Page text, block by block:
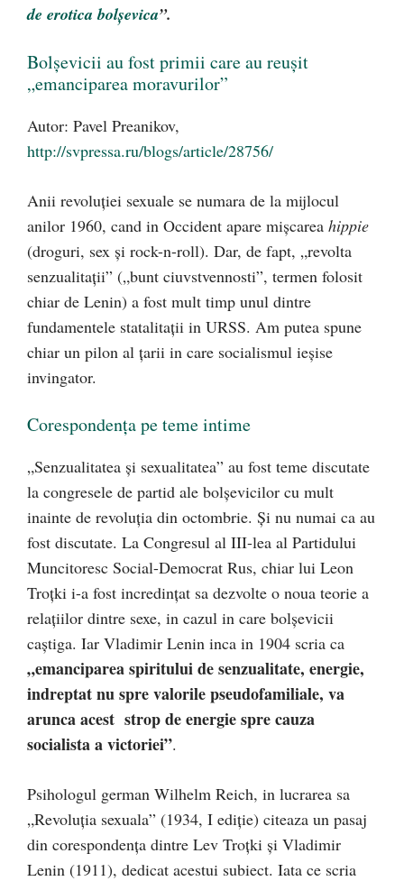
de erotica bolșevica”.
Bolșevicii au fost primii care au reușit
„emanciparea moravurilor”
Autor: Pavel Preanikov,
http://svpressa.ru/blogs/article/28756/
Anii revoluției sexuale se numara de la mijlocul
anilor 1960, cand in Occident apare mișcarea hippie
(droguri, sex și rock-n-roll). Dar, de fapt, „revolta
senzualitații” („bunt ciuvstvennosti”, termen folosit
chiar de Lenin) a fost mult timp unul dintre
fundamentele statalitații in URSS. Am putea spune
chiar un pilon al țarii in care socialismul ieșise
invingator.
Corespondența pe teme intime
„Senzualitatea și sexualitatea” au fost teme discutate
la congresele de partid ale bolșevicilor cu mult
inainte de revoluția din octombrie. Și nu numai ca au
fost discutate. La Congresul al III-lea al Partidului
Muncitoresc Social-Democrat Rus, chiar lui Leon
Troțki i-a fost incredințat sa dezvolte o noua teorie a
relațiilor dintre sexe, in cazul in care bolșevicii
caștiga. Iar Vladimir Lenin inca in 1904 scria ca
„emanciparea spiritului de senzualitate, energie,
indreptat nu spre valorile pseudofamiliale, va
arunca acest strop de energie spre cauza
socialista a victoriei”.
Psihologul german Wilhelm Reich, in lucrarea sa
„Revoluția sexuala” (1934, I ediție) citeaza un pasaj
din corespondența dintre Lev Troțki și Vladimir
Lenin (1911), dedicat acestui subiect. Iata ce scria